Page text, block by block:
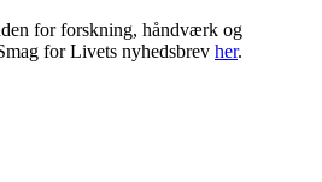
for forskning, håndværk og
for Livets nyhedsbrev her.